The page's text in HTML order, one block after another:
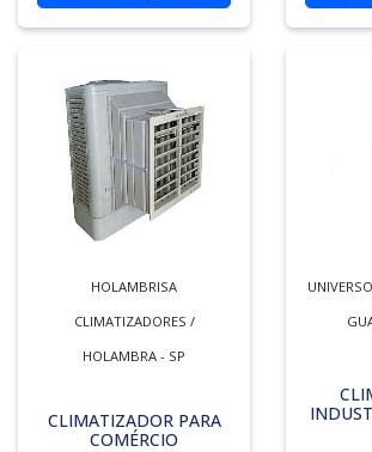
HOLAMBRISA
CLIMATIZADORES /
HOLAMBRA - SP
CLIMATIZADOR PARA
COMÉRCIO